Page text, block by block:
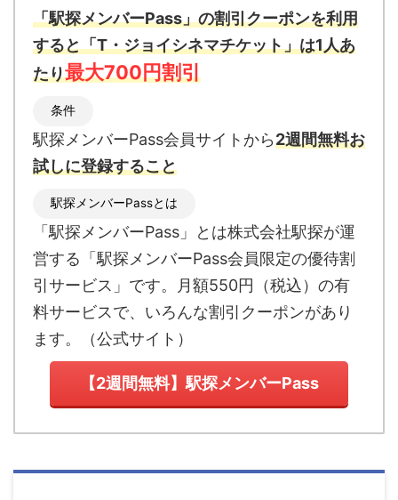
「駅探メンバーPass」の割引クーポンを利用
すると「T・ジョイシネマチケット」は1人あ
たり最大700円割引
条件
駅探メンバーPass会員サイトから2週間無料お
試しに登録すること
駅探メンバーPassとは
「駅探メンバーPass」とは株式会社駅探が運
営する「駅探メンバーPass会員限定の優待割
引サービス」です。月額550円（税込）の有
料サービスで、いろんな割引クーポンがあり
ます。
（公式サイト ）
【2週間無料】駅探メンバーPass